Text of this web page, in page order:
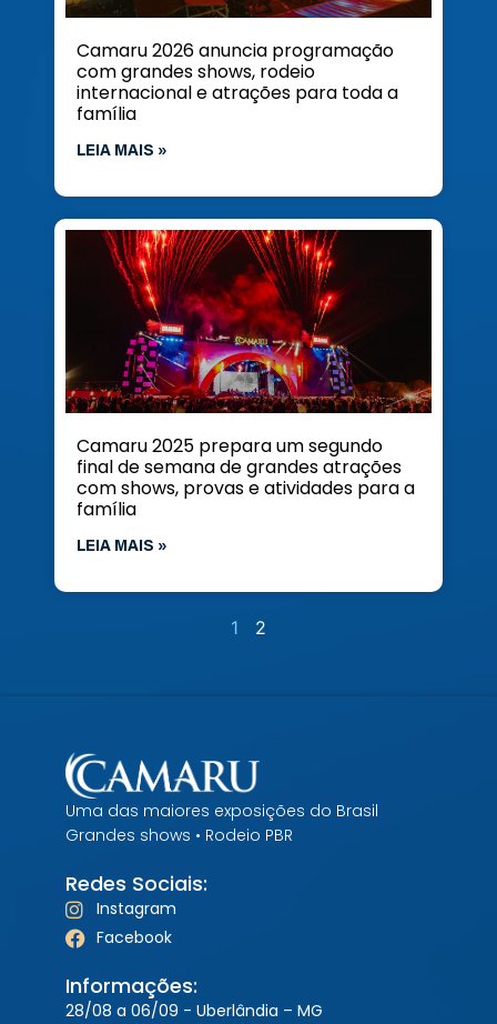
Camaru 2026 anuncia programação
com grandes shows, rodeio
internacional e atrações para toda a
família
LEIA MAIS »
Camaru 2025 prepara um segundo
final de semana de grandes atrações
com shows, provas e atividades para a
família
LEIA MAIS »
1 2
Uma das maiores exposições do Brasil
Grandes shows • Rodeio PBR
Redes Sociais:
Instagram
Facebook
Informações:
28/08 a 06/09 - Uberlândia – MG